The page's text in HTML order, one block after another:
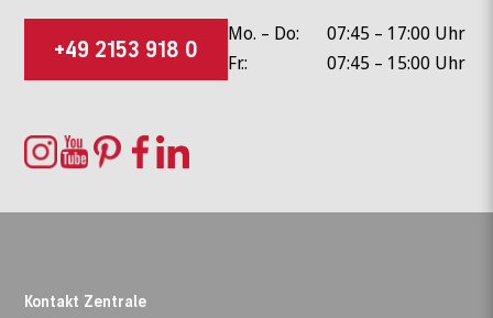
+49 2153 918 0
Mo. – Do:
07:45 – 17:00 Uhr
Fr.:
07:45 – 15:00 Uhr
Kontakt Zentrale